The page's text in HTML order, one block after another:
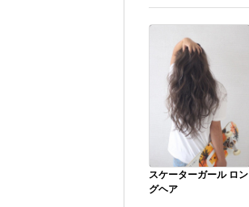
スケーターガール ロン
グヘア